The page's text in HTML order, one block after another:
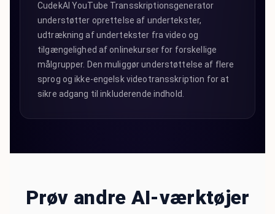
CudekAI YouTube Transskriptionsgenerator
understøtter oprettelse af undertekster,
udtrækning af undertekster fra video og
tilgængelighed af onlinekurser for forskellige
målgrupper. Den muliggør understøttelse af flere
sprog og ikke-engelsk videotransskription for at
sikre adgang til inkluderende indhold.
Prøv andre AI-værktøjer